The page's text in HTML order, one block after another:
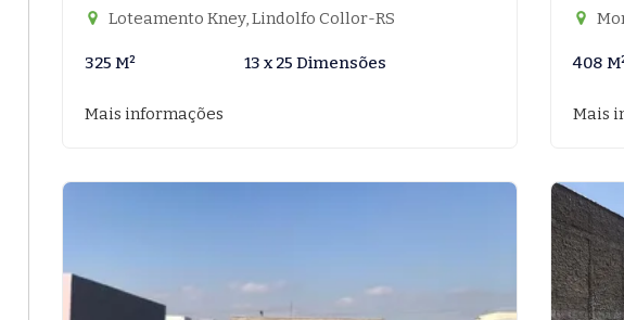
Loteamento Kney, Lindolfo Collor-RS
325 M² 13 x 25 Dimensões
Mais informações
408
Mais